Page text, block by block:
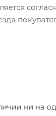
ни на